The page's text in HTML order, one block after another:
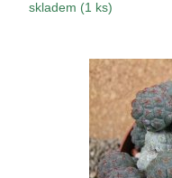
skladem (1 ks)